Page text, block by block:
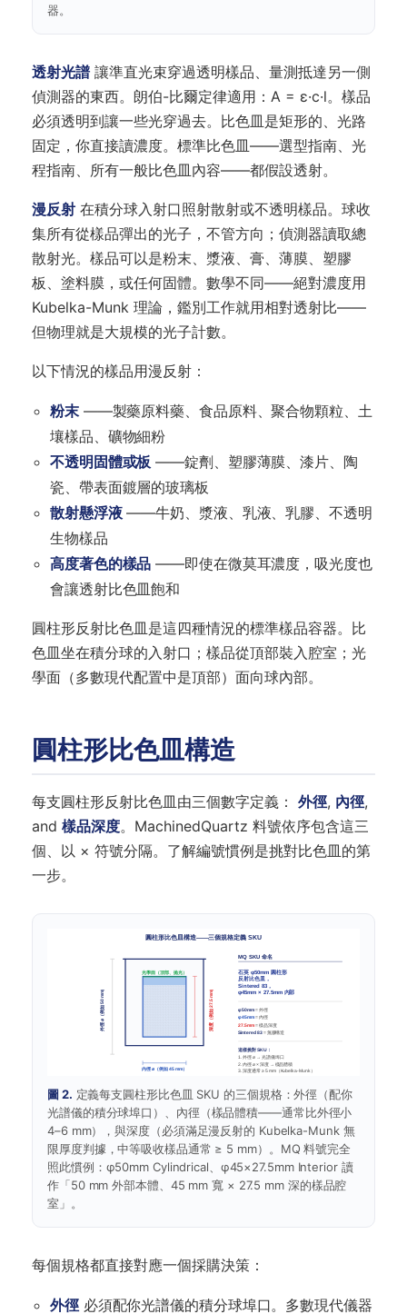
器。
透射光譜讓準直光束穿過透明樣品、量測抵達另一側
偵測器的東西。朗伯-比爾定律適用：A = ε·c·l。樣品
必須透明到讓一些光穿過去。比色皿是矩形的、光路
固定，你直接讀濃度。標準比色皿——選型指南、光
程指南、所有一般比色皿內容——都假設透射。
漫反射 在積分球入射口照射散射或不透明樣品。球收
集所有從樣品彈出的光子，不管方向；偵測器讀取總
散射光。樣品可以是粉末、漿液、膏、薄膜、塑膠
板、塗料膜，或任何固體。數學不同——絕對濃度用
Kubelka-Munk 理論，鑑別工作就用相對透射比——
但物理就是大規模的光子計數。
以下情況的樣品用漫反射：
粉末——製藥原料藥、食品原料、聚合物顆粒、土
壤樣品、礦物細粉
不透明固體或板 ——錠劑、塑膠薄膜、漆片、陶
瓷、帶表面鍍層的玻璃板
散射懸浮液——牛奶、漿液、乳液、乳膠、不透明
生物樣品
高度著色的樣品 ——即使在微莫耳濃度，吸光度也
會讓透射比色皿飽和
圓柱形反射比色皿是這四種情況的標準樣品容器。比
色皿坐在積分球的入射口；樣品從頂部裝入腔室；光
學面（多數現代配置中是頂部）面向球內部。
圓柱形比色皿構造
每支圓柱形反射比色皿由三個數字定義： 外徑, 內徑,
and 樣品深度。MachinedQuartz 料號依序包含這三
個、以 × 符號分隔。了解編號慣例是挑對比色皿的第
一步。
圓柱形比色皿構造——三個規格定義 SKU
光學面（頂部、拋光）
外徑 ⌀（例如 50 mm）
內徑 ⌀（例如 45 mm）
深度（例如 27.5 mm）
MQ SKU 命名
石英 φ50mm 圓柱形
反射比色皿，
Sintered 83，
φ45mm × 27.5mm 內部
φ50mm= 外徑
φ45mm= 內徑
27.5mm= 樣品深度
Sintered 83= 無膠構造
這樣挑對 SKU：
1. 外徑 ⌀ → 光譜儀埠口
2. 內徑 ⌀ × 深度 → 樣品體積
3. 深度通常 ≥ 5 mm（Kubelka-Munk）
圖 2. 定義每支圓柱形比色皿 SKU 的三個規格：外徑（配你
光譜儀的積分球埠口）、內徑（樣品體積——通常比外徑小
4–6 mm），與深度（必須滿足漫反射的 Kubelka-Munk 無
限厚度判據，中等吸收樣品通常 ≥ 5 mm）。MQ 料號完全
照此慣例：φ50mm Cylindrical、φ45×27.5mm Interior 讀
作「50 mm 外部本體、45 mm 寬 × 27.5 mm 深的樣品腔
室」。
每個規格都直接對應一個採購決策：
外徑必須配你光譜儀的積分球埠口。多數現代儀器